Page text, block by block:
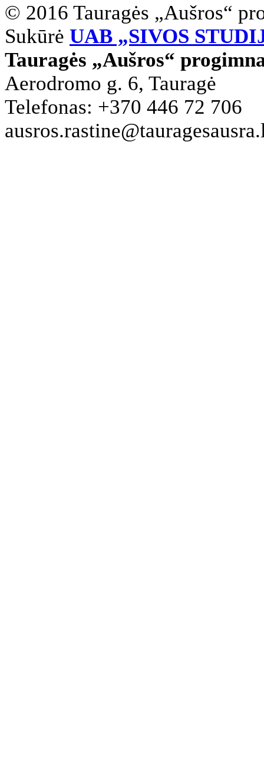
© 2016 Tauragės „Aušros“
Sukūrė UAB „SIVOS
Tauragės „Aušros“
Aerodromo g. 6, Tauragė
Telefonas: +370 446 72 706